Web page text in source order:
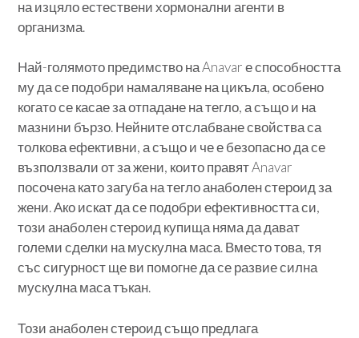
на изцяло естествени хормонални агенти в
организма.
Най-голямото предимство на Anavar е способността
му да се подобри намаляване на цикъла, особено
когато се касае за отпадане на тегло, а също и на
мазнини бързо. Нейните отслабване свойства са
толкова ефективни, а също и че е безопасно да се
възползвали от за жени, които правят Anavar
посочена като загуба на тегло анаболен стероид за
жени. Ако искат да се подобри ефективността си,
този анаболен стероид купища няма да дават
големи сделки на мускулна маса. Вместо това, тя
със сигурност ще ви помогне да се развие силна
мускулна маса тъкан.
Този анаболен стероид също предлага